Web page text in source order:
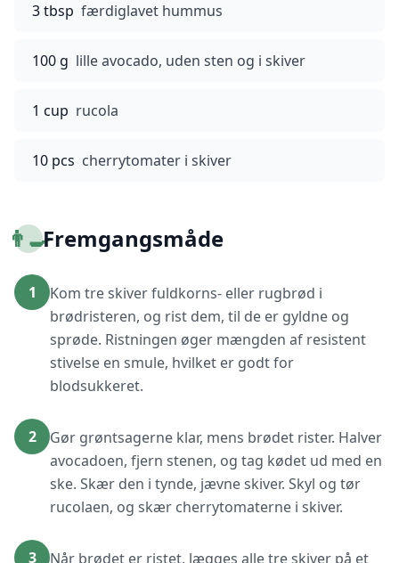
3 tbsp færdiglavet hummus
100 g lille avocado, uden sten og i skiver
1 cup rucola
10 pcs cherrytomater i skiver
👨‍🍳Fremgangsmåde
1
Kom tre skiver fuldkorns- eller rugbrød i
brødristeren, og rist dem, til de er gyldne og
sprøde. Ristningen øger mængden af resistent
stivelse en smule, hvilket er godt for
blodsukkeret.
2
Gør grøntsagerne klar, mens brødet rister. Halver
avocadoen, fjern stenen, og tag kødet ud med en
ske. Skær den i tynde, jævne skiver. Skyl og tør
rucolaen, og skær cherrytomaterne i skiver.
3 Når brødet er ristet, lægges alle tre skiver på et